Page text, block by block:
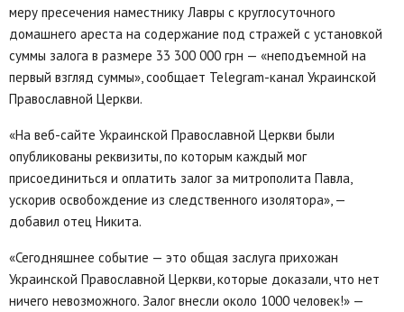
меру пресечения наместнику Лавры с круглосуточного
домашнего ареста на содержание под стражей с установкой
суммы залога в размере 33 300 000 грн — «неподъемной на
первый взгляд суммы», сообщает Telegram-канал Украинской
Православной Церкви.
«На веб-сайте Украинской Православной Церкви были
опубликованы реквизиты, по которым каждый мог
присоединиться и оплатить залог за митрополита Павла,
ускорив освобождение из следственного изолятора», —
добавил отец Никита.
«Сегодняшнее событие — это общая заслуга прихожан
Украинской Православной Церкви, которые доказали, что нет
ничего невозможного. Залог внесли около 1000 человек!» —